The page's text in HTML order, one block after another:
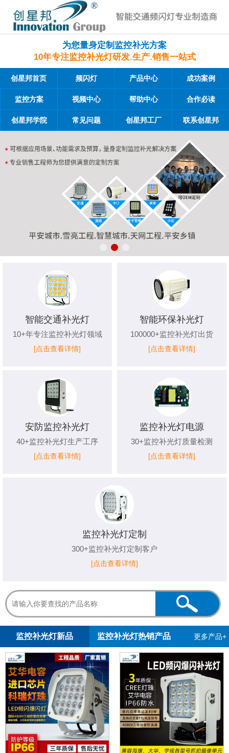
为您量身定制监控补光方案
10年专注监控补光灯研发.生产.销售一站式
创星邦首页 频闪灯 产品中心 成功案例
监控方案 视频中心 帮助中心 合作必读
创星邦学院 常见问题 创星邦工厂 联系创星邦
智能交通补光灯
10+年专注监控补光灯领域
[点击查看详情]
智能环保补光灯
100000+监控补光灯出货
[点击查看详情]
安防监控补光灯
40+监控补光灯生产工序
[点击查看详情]
监控补光灯电源
30+监控补光灯质量检测
[点击查看详情]
监控补光灯定制
300+监控补光灯定制客户
[点击查看详情]
监控补光灯新品 监控补光灯热销产品 更多产品+